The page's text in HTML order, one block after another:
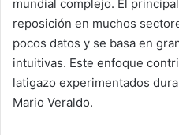
mundial complejo. El
reposición en muchos
pocos datos y se basa en
intuitivas. Este enfoque
latigazo experimentados
Mario Veraldo.